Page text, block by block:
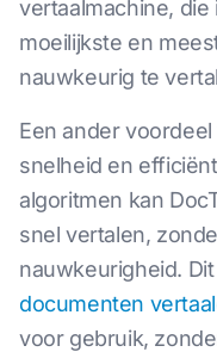
vertaalmachine,
moeilijkste en
nauwkeurig te
Een ander
snelheid en
algoritmen kan
snel vertalen,
nauwkeurigheid.
documenten
voor gebruik,